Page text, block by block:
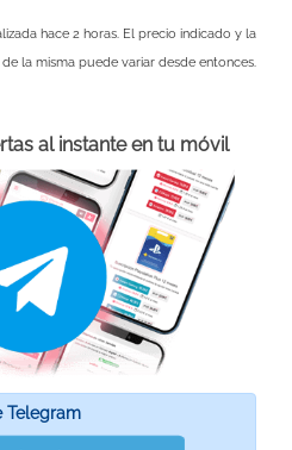
hace 2 horas. El precio indicado y la
la misma puede variar desde entonces.
al instante en tu móvil
Telegram